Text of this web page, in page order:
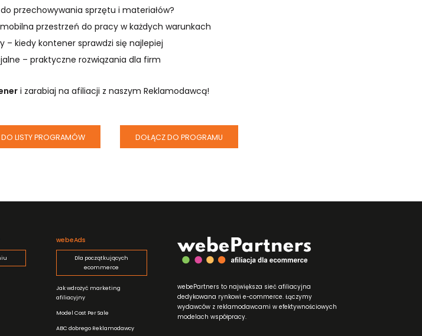
przechowywania sprzętu i materiałów?
przestrzeń do pracy w każdych warunkach
– kiedy kontener sprawdzi się najlepiej
– praktyczne rozwiązania dla firm
i zarabiaj na afiliacji z naszym Reklamodawcą!
LISTY PROGRAMÓW DOŁĄCZ DO PROGRAMU
webeAds
Dla początkujących
ecommerce
Jak wdrożyć marketing
afiliacyjny
Model Cost Per Sale
ABC dobrego Reklamodawcy
webePartners to największa sieć afiliacyjna
dedykowana rynkowi e-commerce. Łączymy
wydawców z reklamodawcami w efektywnościowych
modelach współpracy.